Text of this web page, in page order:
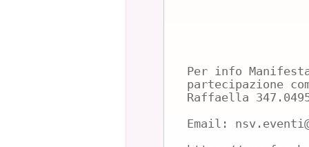
Per info
partecipazione
Raffaella
Email: